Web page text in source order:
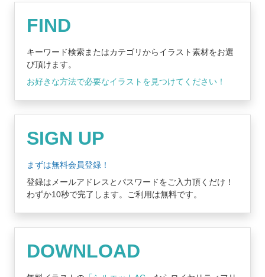
FIND
キーワード検索またはカテゴリからイラスト素材をお選
び頂けます。
お好きな方法で必要なイラストを見つけてください！
SIGN UP
まずは無料会員登録！
登録はメールアドレスとパスワードをご入力頂くだけ！
わずか10秒で完了します。ご利用は無料です。
DOWNLOAD